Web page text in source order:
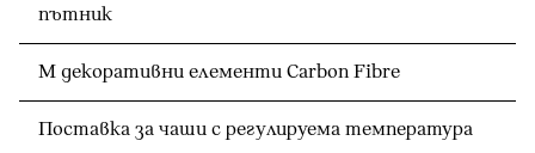
пътник
M декоративни елементи Carbon Fibre
Поставка за чаши с регулируема температура